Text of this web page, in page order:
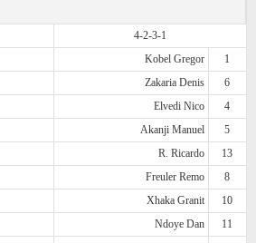
4-2-3-1
Kobel Gregor
1
Zakaria Denis
6
Elvedi Nico
4
Akanji Manuel
5
R. Ricardo
13
Freuler Remo
8
Xhaka Granit
10
Ndoye Dan
11